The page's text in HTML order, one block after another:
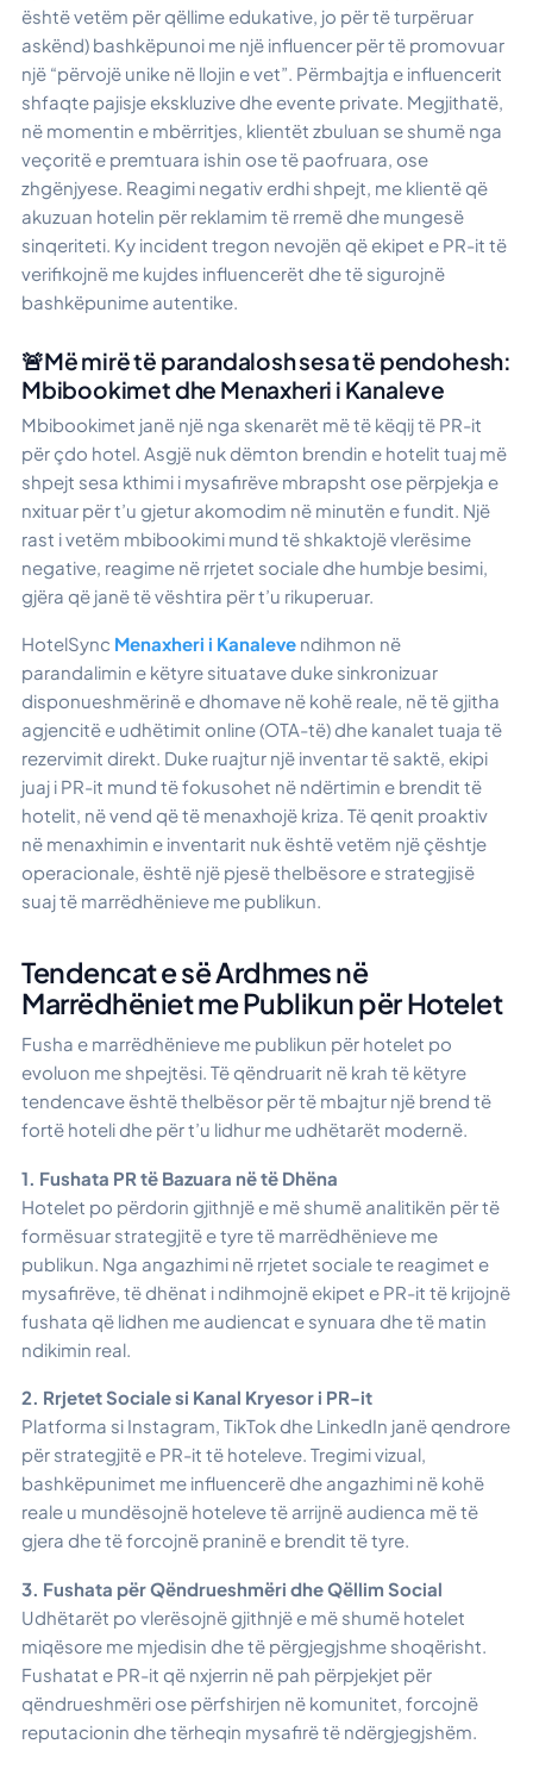
është vetëm për qëllime edukative, jo për të turpëruar
askënd) bashkëpunoi me një influencer për të promovuar
një “përvojë unike në llojin e vet”. Përmbajtja e influencerit
shfaqte pajisje ekskluzive dhe evente private. Megjithatë,
në momentin e mbërritjes, klientët zbuluan se shumë nga
veçoritë e premtuara ishin ose të paofruara, ose
zhgënjyese. Reagimi negativ erdhi shpejt, me klientë që
akuzuan hotelin për reklamim të rremë dhe mungesë
sinqeriteti. Ky incident tregon nevojën që ekipet e PR-it të
verifikojnë me kujdes influencerët dhe të sigurojnë
bashkëpunime autentike.
🚨Më mirë të parandalosh sesa të pendohesh:
Mbibookimet dhe Menaxheri i Kanaleve
Mbibookimet janë një nga skenarët më të këqij të PR-it
për çdo hotel. Asgjë nuk dëmton brendin e hotelit tuaj më
shpejt sesa kthimi i mysafirëve mbrapsht ose përpjekja e
nxituar për t’u gjetur akomodim në minutën e fundit. Një
rast i vetëm mbibookimi mund të shkaktojë vlerësime
negative, reagime në rrjetet sociale dhe humbje besimi,
gjëra që janë të vështira për t’u rikuperuar.
HotelSync Menaxheri i Kanaleve ndihmon në
parandalimin e këtyre situatave duke sinkronizuar
disponueshmërinë e dhomave në kohë reale, në të gjitha
agjencitë e udhëtimit online (OTA-të) dhe kanalet tuaja të
rezervimit direkt. Duke ruajtur një inventar të saktë, ekipi
juaj i PR-it mund të fokusohet në ndërtimin e brendit të
hotelit, në vend që të menaxhojë kriza. Të qenit proaktiv
në menaxhimin e inventarit nuk është vetëm një çështje
operacionale, është një pjesë thelbësore e strategjisë
suaj të marrëdhënieve me publikun.
Tendencat e së Ardhmes në
Marrëdhëniet me Publikun për Hotelet
Fusha e marrëdhënieve me publikun për hotelet po
evoluon me shpejtësi. Të qëndruarit në krah të këtyre
tendencave është thelbësor për të mbajtur një brend të
fortë hoteli dhe për t’u lidhur me udhëtarët modernë.
1. Fushata PR të Bazuara në të Dhëna
Hotelet po përdorin gjithnjë e më shumë analitikën për të
formësuar strategjitë e tyre të marrëdhënieve me
publikun. Nga angazhimi në rrjetet sociale te reagimet e
mysafirëve, të dhënat i ndihmojnë ekipet e PR-it të krijojnë
fushata që lidhen me audiencat e synuara dhe të matin
ndikimin real.
2. Rrjetet Sociale si Kanal Kryesor i PR-it
Platforma si Instagram, TikTok dhe LinkedIn janë qendrore
për strategjitë e PR-it të hoteleve. Tregimi vizual,
bashkëpunimet me influencerë dhe angazhimi në kohë
reale u mundësojnë hoteleve të arrijnë audienca më të
gjera dhe të forcojnë praninë e brendit të tyre.
3. Fushata për Qëndrueshmëri dhe Qëllim Social
Udhëtarët po vlerësojnë gjithnjë e më shumë hotelet
miqësore me mjedisin dhe të përgjegjshme shoqërisht.
Fushatat e PR-it që nxjerrin në pah përpjekjet për
qëndrueshmëri ose përfshirjen në komunitet, forcojnë
reputacionin dhe tërheqin mysafirë të ndërgjegjshëm.